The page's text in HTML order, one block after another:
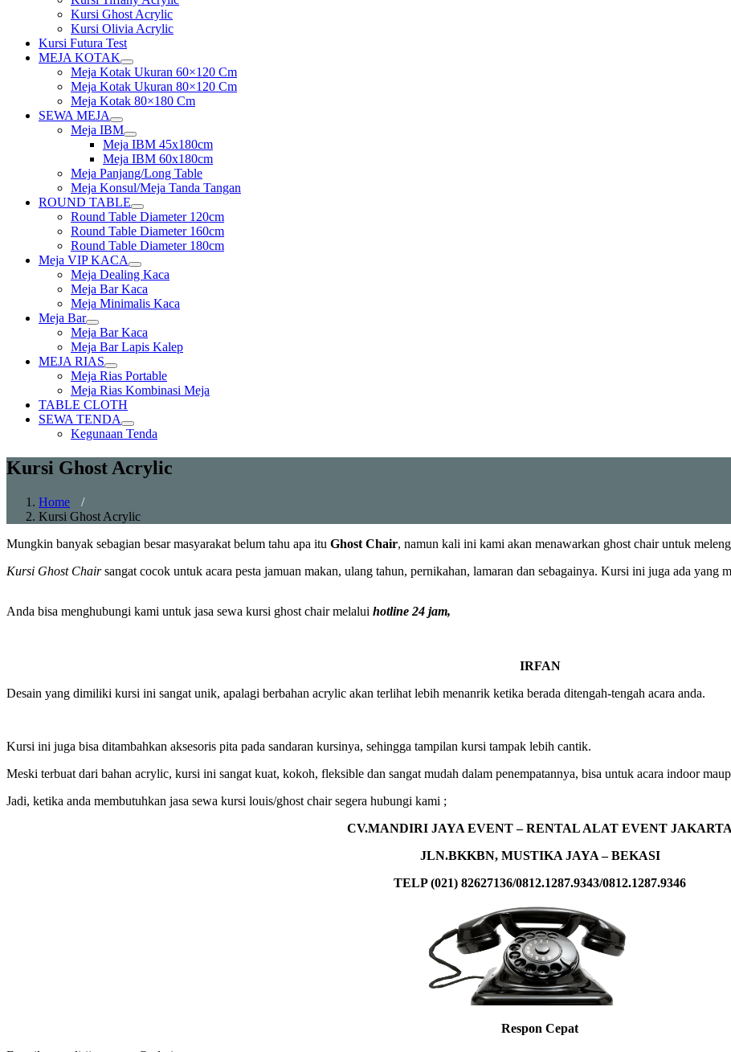
sub
menu
Kursi Ghost Acrylic
Kursi Olivia Acrylic
Kursi Futura Test
MEJA KOTAK
Show
sub
menu
Meja Kotak Ukuran 60×120 Cm
Meja Kotak Ukuran 80×120 Cm
Meja Kotak 80×180 Cm
SEWA MEJA
Show
sub
menu
Meja IBM
Show
sub
menu
Meja IBM 45x180cm
Meja IBM 60x180cm
Meja Panjang/Long Table
Meja Konsul/Meja Tanda Tangan
ROUND TABLE
Show
sub
menu
Round Table Diameter 120cm
Round Table Diameter 160cm
Round Table Diameter 180cm
Meja VIP KACA
Show
sub
menu
Meja Dealing Kaca
Meja Bar Kaca
Meja Minimalis Kaca
Meja Bar
Show
sub
menu
Meja Bar Kaca
Meja Bar Lapis Kalep
MEJA RIAS
Show
sub
menu
Meja Rias Portable
Meja Rias Kombinasi Meja
TABLE CLOTH
SEWA TENDA
Show
sub
Kegunaan Tenda
Kursi Ghost Acrylic
Home
/
Kursi Ghost Acrylic
Mungkin banyak sebagian besar masyarakat belum tahu apa itu Ghost Chair, namun kali ini kami akan menawarkan ghost chair untuk
Kursi Ghost Chairsangat cocok untuk acara pesta jamuan makan, ulang tahun, pernikahan, lamaran dan sebagainya. Kursi ini juga ada yang
Anda bisa menghubungi kami untuk jasa sewa kursi ghost chair melalui hotline 24 jam,
IRFAN
Desain yang dimiliki kursi ini sangat unik, apalagi berbahan acrylic akan terlihat lebih menanrik ketika berada ditengah-tengah acara anda.
Kursi ini juga bisa ditambahkan aksesoris pita pada sandaran kursinya, sehingga tampilan kursi tampak lebih cantik.
Meski terbuat dari bahan acrylic, kursi ini sangat kuat, kokoh, fleksible dan sangat mudah dalam penempatannya, bisa untuk acara indoor
Jadi, ketika anda membutuhkan jasa sewa kursi louis/ghost chair segera hubungi kami ;
CV.MANDIRI JAYA EVENT – RENTAL ALAT EVENT JAKARTA
JLN.BKKBN, MUSTIKA JAYA – BEKASI
TELP (021) 82627136/0812.1287.9343/0812.1287.9346
Respon Cepat